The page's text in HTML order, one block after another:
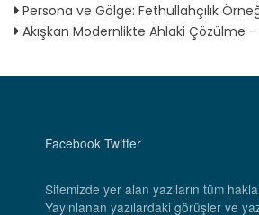
Persona ve Gölge: Fethullahçılık
Akışkan Modernlikte Ahlaki Çözülme -
Facebook Twitter
Sitemizde yer alan yazıların tüm
Yayınlanan yazılardaki görüşler ve